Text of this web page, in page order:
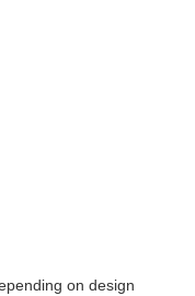
on design